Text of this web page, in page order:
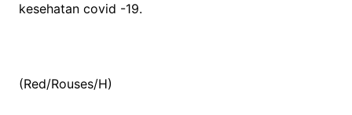
kesehatan covid -19.
(Red/Rouses/H)